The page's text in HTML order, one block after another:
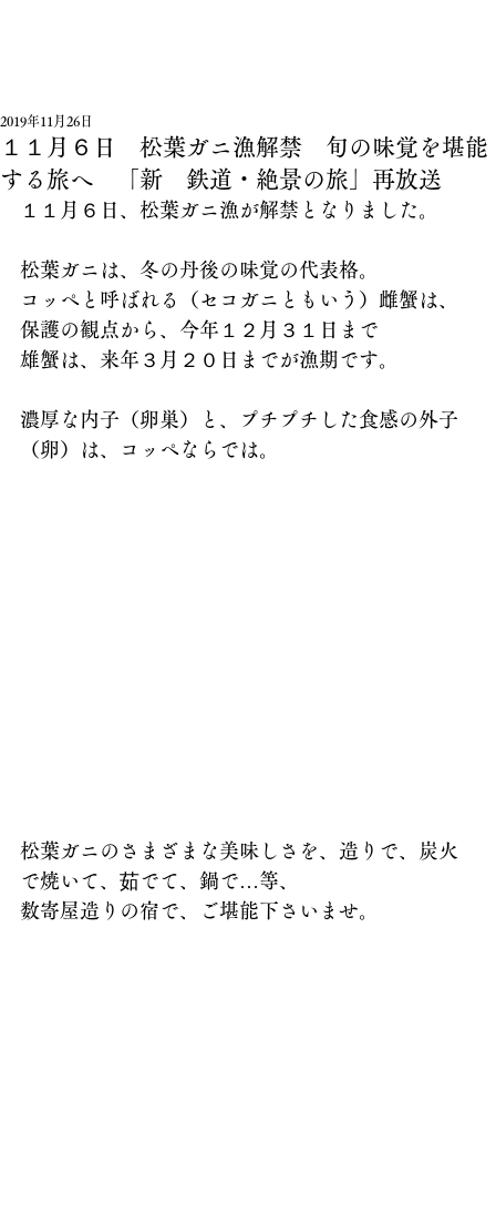
１１月６日 松葉ガニ漁解禁 旬の味覚を堪能
する旅へ 「新 鉄道・絶景の旅」再放送
2019年11月26日
１１月６日、松葉ガニ漁が解禁となりました。
松葉ガニは、冬の丹後の味覚の代表格。
コッペと呼ばれる（セコガニともいう）雌蟹は、
保護の観点から、今年１２月３１日まで
雄蟹は、来年３月２０日までが漁期です。
濃厚な内子（卵巣）と、プチプチした食感の外子
（卵）は、コッペならでは。
松葉ガニのさまざまな美味しさを、造りで、炭火
で焼いて、茹でて、鍋で…等、
数寄屋造りの宿で、ご堪能下さいませ。